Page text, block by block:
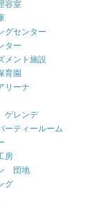
容室
グセンター
ター
メント施設
育園
リーナ
レンデ
ティールーム
房
団地
グ